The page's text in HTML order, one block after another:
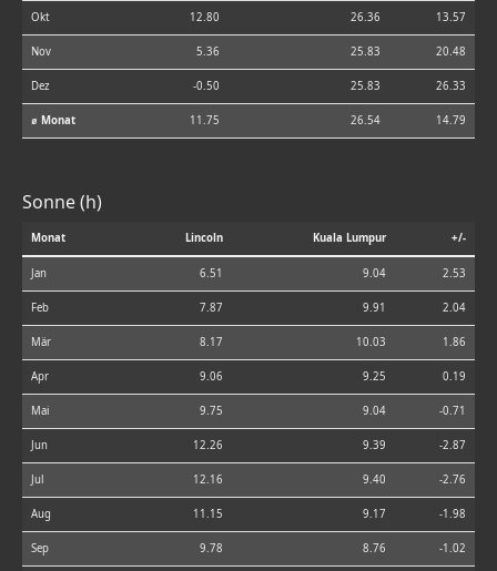
Okt 12.80 26.36 13.57
Nov 5.36 25.83 20.48
Dez -0.50 25.83 26.33
⌀ Monat 11.75 26.54 14.79
Sonne (h)
Monat Lincoln Kuala Lumpur +/-
Jan 6.51 9.04 2.53
Feb 7.87 9.91 2.04
Mär 8.17 10.03 1.86
Apr 9.06 9.25 0.19
Mai 9.75 9.04 -0.71
Jun 12.26 9.39 -2.87
Jul 12.16 9.40 -2.76
Aug 11.15 9.17 -1.98
Sep 9.78 8.76 -1.02